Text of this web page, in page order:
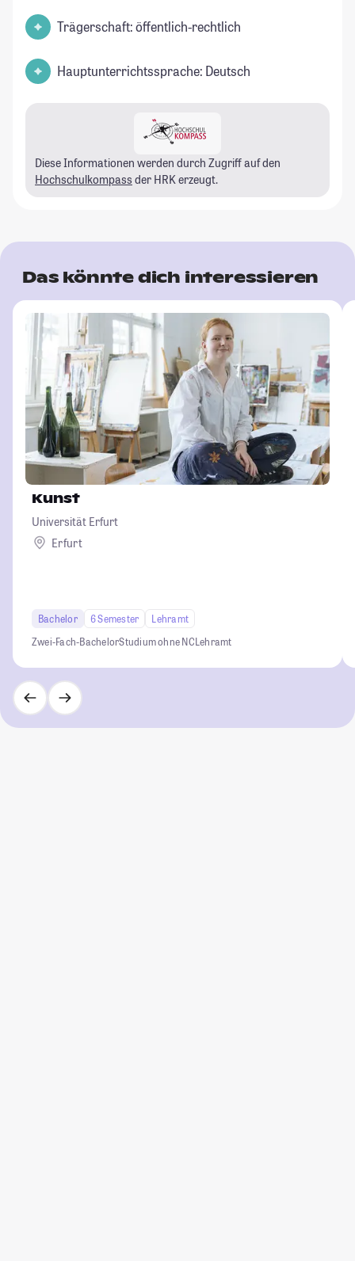
Trägerschaft: öffentlich-rechtlich
Hauptunterrichtssprache: Deutsch
Diese Informationen werden durch Zugriff auf den
Hochschulkompass der HRK erzeugt.
Das könnte dich interessieren
Kunst
Universität Erfurt
Erfurt
Bachelor 6 Semester
Lehramt
Zwei-Fach-BachelorStudium ohne NCLehramt